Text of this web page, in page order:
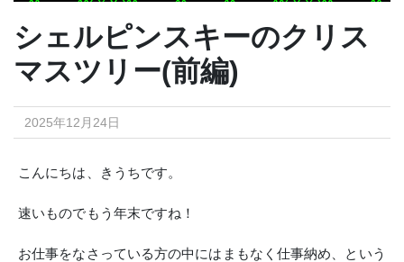
シェルピンスキーのクリス
マスツリー(前編)
2025年12月24日
こんにちは、きうちです。
速いものでもう年末ですね！
お仕事をなさっている方の中にはまもなく仕事納め、という